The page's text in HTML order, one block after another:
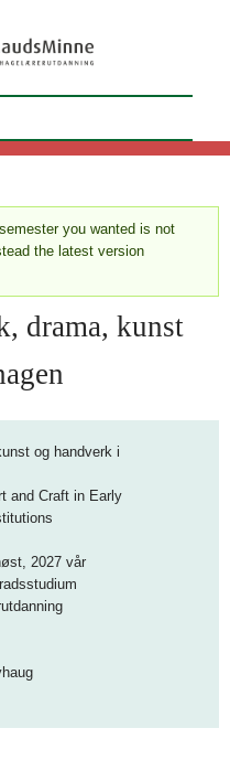
you wanted is not
the latest version
drama, kunst
og handverk i
and Craft in Early
2027 vår